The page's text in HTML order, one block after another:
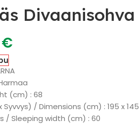
Divaanisohva
€
(cm) : 68
/ Dimensions (cm) : 195 x 145
/ Sleeping width (cm) : 60